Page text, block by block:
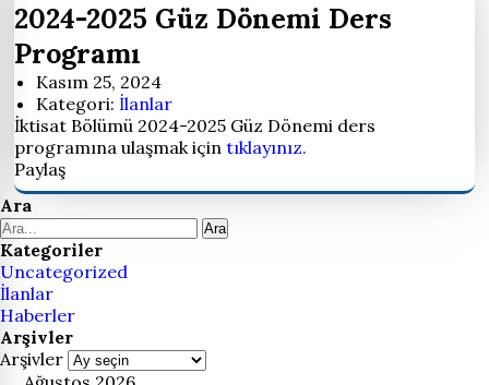
2024-2025 Güz Dönemi Ders
Programı
Kasım 25, 2024
Kategori: İlanlar
İktisat Bölümü 2024-2025 Güz Dönemi ders
programına ulaşmak içintıklayınız.
Paylaş
Ara
Ara
Kategoriler
Uncategorized
İlanlar
Haberler
Arşivler
Arşivler